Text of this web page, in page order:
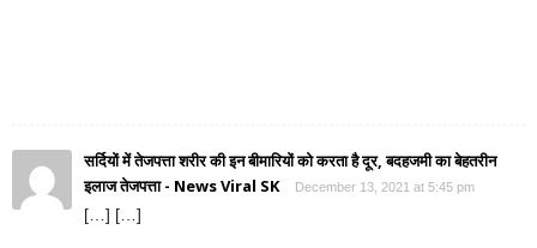
सर्दियों में तेजपत्ता शरीर की इन बीमारियों को करता है दूर, बदहजमी का बेहतरीन
इलाज तेजपत्ता - News Viral SK
December 13, 2021 at 5:45 pm
[…] […]